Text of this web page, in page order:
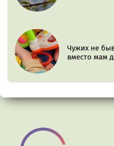
Чужих не
вместо мам